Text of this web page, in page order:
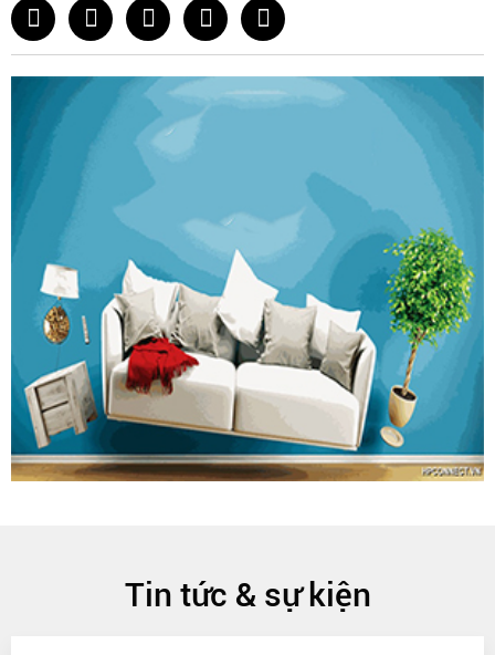
Tin tức & sự kiện